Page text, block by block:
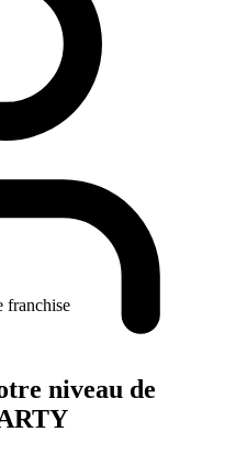
franchise
niveau de